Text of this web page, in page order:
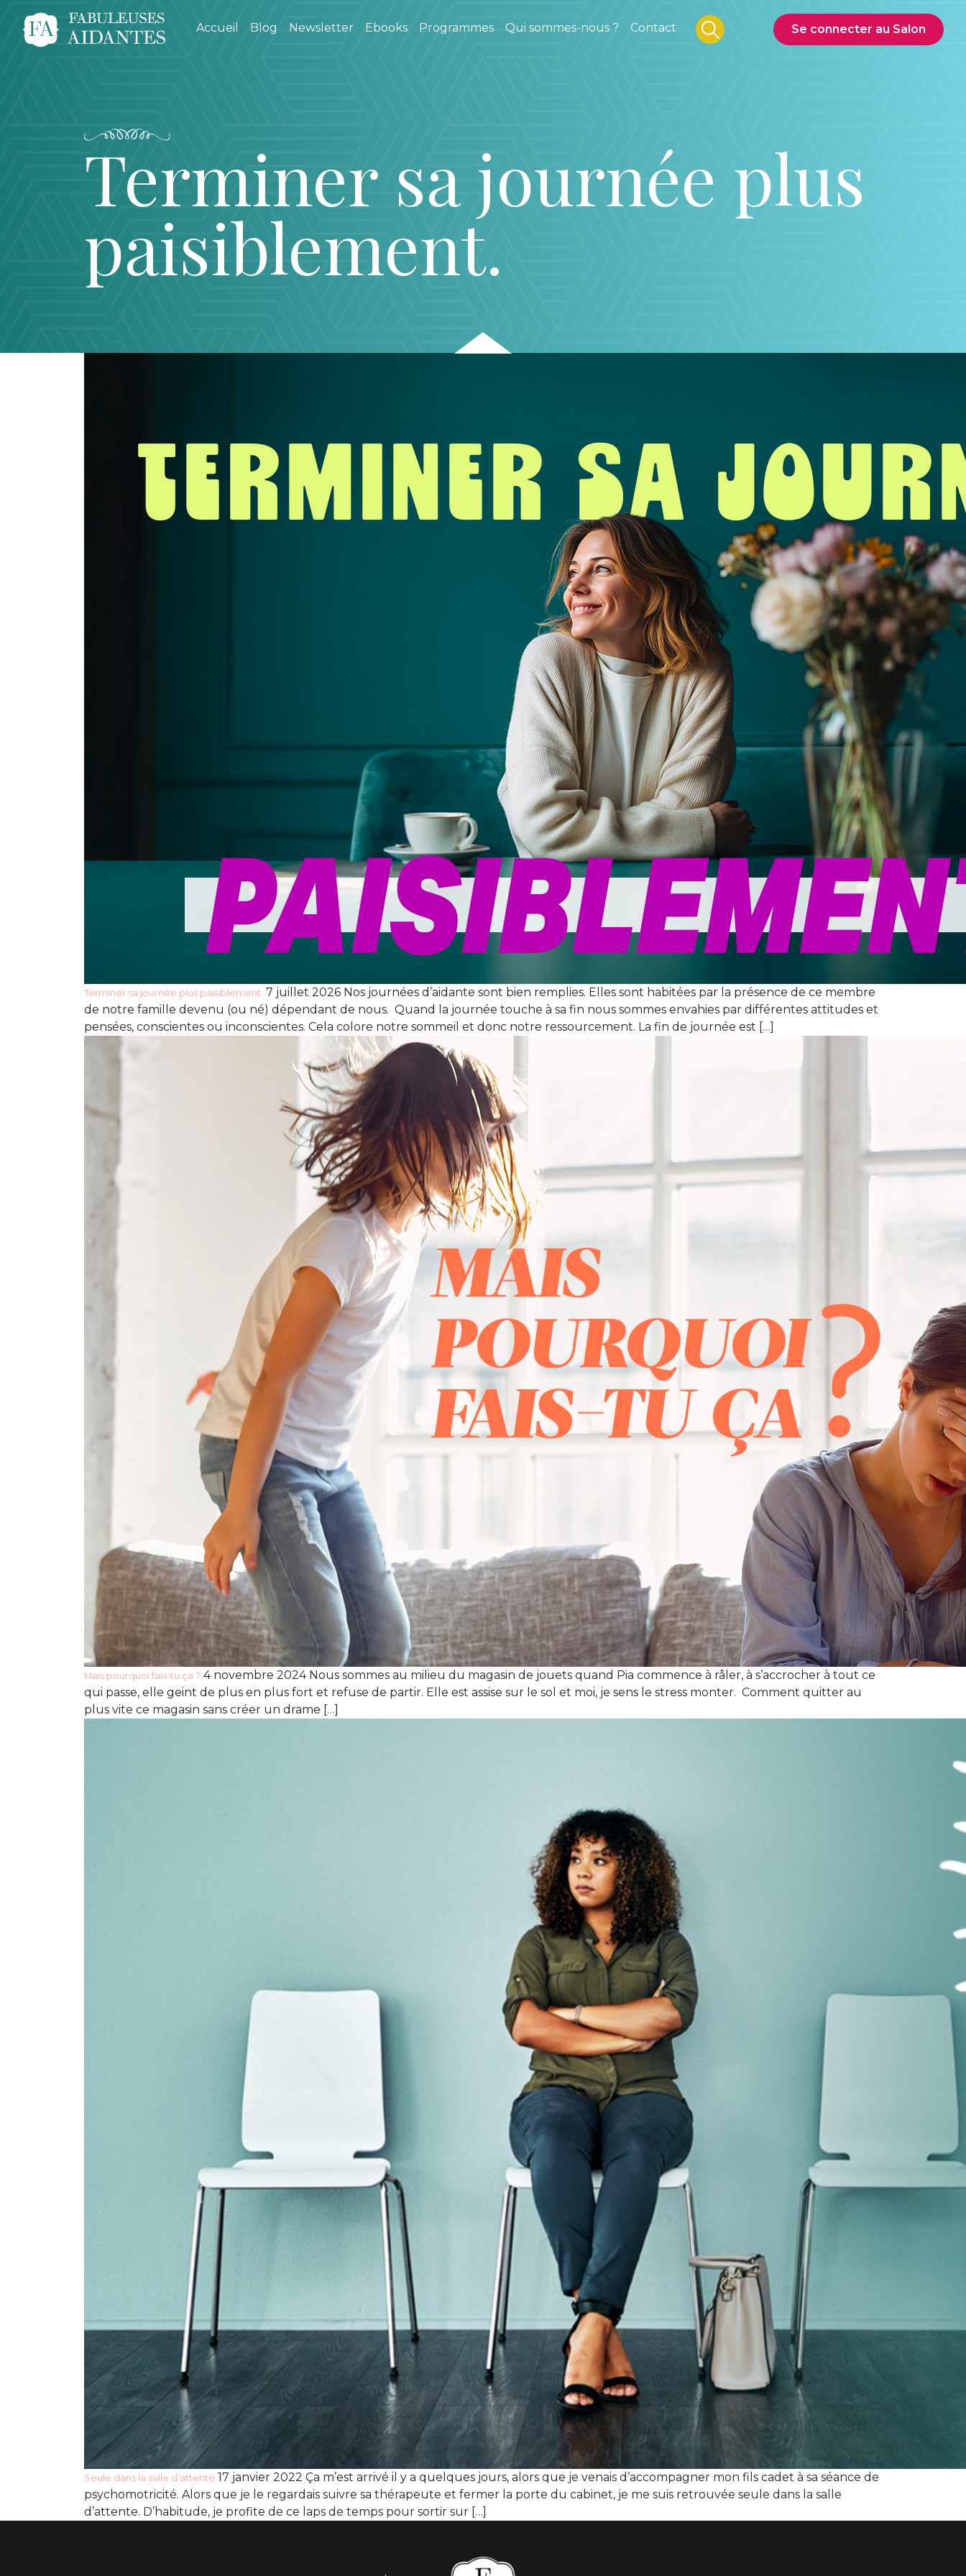
Accueil Blog Newsletter Ebooks Programmes Qui sommes-nous ? Contact Se connecter au Salon
Terminer sa journée plus
paisiblement.
Terminer sa journée plus paisiblement. 7 juillet 2026 Nos journées d’aidante sont bien remplies. Elles sont habitées par la présence de ce membre
de notre famille devenu (ou né) dépendant de nous. Quand la journée touche à sa fin nous sommes envahies par différentes attitudes et
pensées, conscientes ou inconscientes. Cela colore notre sommeil et donc notre ressourcement. La fin de journée est […]
Mais pourquoi fais-tu ça ? 4 novembre 2024 Nous sommes au milieu du magasin de jouets quand Pia commence à râler, à s’accrocher à tout ce
qui passe, elle geint de plus en plus fort et refuse de partir. Elle est assise sur le sol et moi, je sens le stress monter. Comment quitter au
plus vite ce magasin sans créer un drame […]
Seule dans la salle d’attente 17 janvier 2022 Ça m’est arrivé il y a quelques jours, alors que je venais d’accompagner mon fils cadet à sa séance de
psychomotricité. Alors que je le regardais suivre sa thérapeute et fermer la porte du cabinet, je me suis retrouvée seule dans la salle
d’attente. D’habitude, je profite de ce laps de temps pour sortir sur […]